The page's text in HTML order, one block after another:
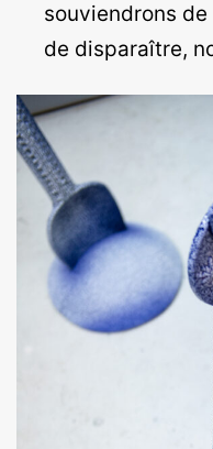
souviendrons
de disparaître,